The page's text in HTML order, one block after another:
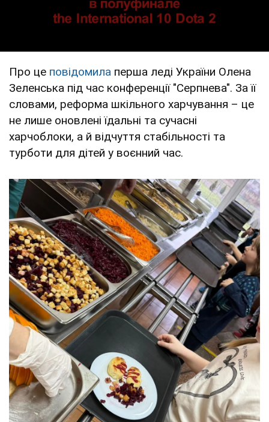
Про це повідомила перша леді України Олена
Зеленська під час конференції "Серпнева". За її
словами, реформа шкільного харчування – це
не лише оновлені їдальні та сучасні
харчоблоки, а й відчуття стабільності та
турботи для дітей у воєнний час.